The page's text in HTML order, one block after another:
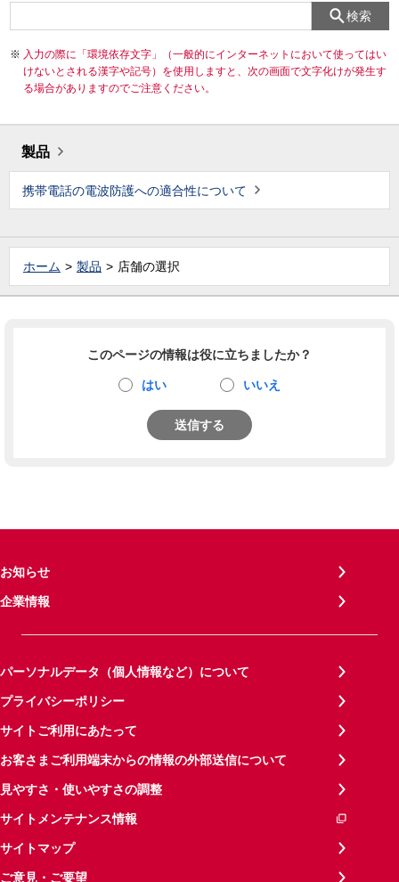
検索
入力の際に「環境依存文字」（一般的にインターネットにおいて使ってはい
けないとされる漢字や記号）を使用しますと、次の画面で文字化けが発生す
る場合がありますのでご注意ください。
製品
携帯電話の電波防護への適合性について
ホーム 製品 店舗の選択
このページの情報は役に立ちましたか？
はい いいえ
送信する
お知らせ
企業情報
パーソナルデータ（個人情報など）について
プライバシーポリシー
サイトご利用にあたって
お客さまご利用端末からの情報の外部送信について
見やすさ・使いやすさの調整
サイトメンテナンス情報
サイトマップ
ご意見・ご要望